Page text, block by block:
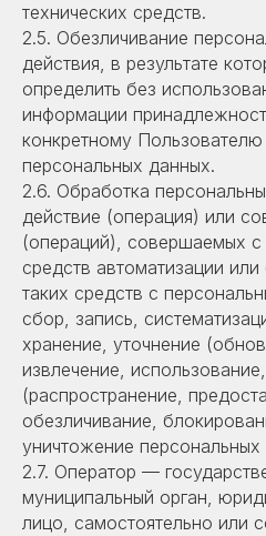
технических средств.
2.5. Обезличивание
действия, в результате
определить без
информации
конкретному
персональных данных.
2.6. Обработка
действие (операция) или
(операций), совершаемых с
средств автоматизации
таких средств с
сбор, запись,
хранение, уточнение
извлечение,
(распространение,
обезличивание,
уничтожение персональных
2.7. Оператор —
муниципальный орган,
лицо, самостоятельно или